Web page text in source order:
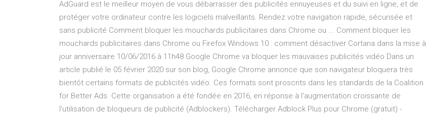
AdGuard est le meilleur moyen de vous débarrasser des publicités ennuyeuses et du suivi en ligne, et de
protéger votre ordinateur contre les logiciels malveillants. Rendez votre navigation rapide, sécurisée et
sans publicité Comment bloquer les mouchards publicitaires dans Chrome ou ... Comment bloquer les
mouchards publicitaires dans Chrome ou Firefox Windows 10 : comment désactiver Cortana dans la mise à
jour anniversaire 10/06/2016 à 11h48 Google Chrome va bloquer les mauvaises publicités vidéo Dans un
article publié le 05 février 2020 sur son blog, Google Chrome annonce que son navigateur bloquera très
bientôt certains formats de publicités vidéo. Ces formats sont proscrits dans les standards de la Coalition
for Better Ads. Cette organisation a été fondée en 2016, en réponse à l’augmentation croissante de
l’utilisation de bloqueurs de publicité (Adblockers). Télécharger Adblock Plus pour Chrome (gratuit) -